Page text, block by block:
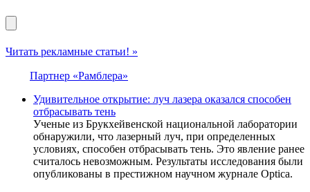
Читать рекламные статьи! »
Партнер «Рамблера»
Удивительное открытие: луч лазера оказался способен
отбрасывать тень
Ученые из Брукхейвенской национальной лаборатории
обнаружили, что лазерный луч, при определенных
условиях, способен отбрасывать тень. Это явление ранее
считалось невозможным. Результаты исследования были
опубликованы в престижном научном журнале Optica.